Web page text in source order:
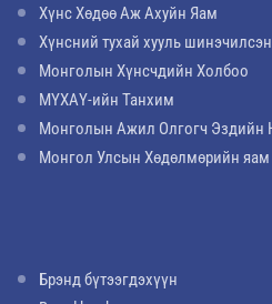
Хүнс Хөдөө Аж Ахуйн Яам
Хүнсний тухай хууль
Монголын Хүнсчдийн Холбоо
МҮХАҮ-ийн Танхим
Монголын Ажил Олгогч Эздийн
Монгол Улсын Хөдөлмөрийн яам
Брэнд бүтээгдэхүүн